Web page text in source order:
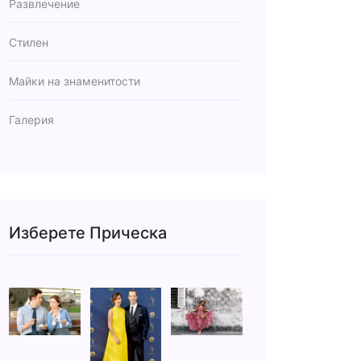
Развлечение
Стилен
Майки на знаменитости
Галерия
Изберете Прическа